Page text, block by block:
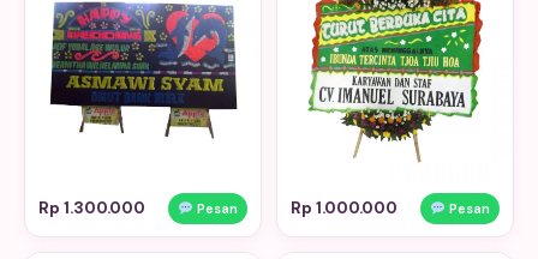
Rp 1.300.000 Pesan Rp 1.000.000 Pesan